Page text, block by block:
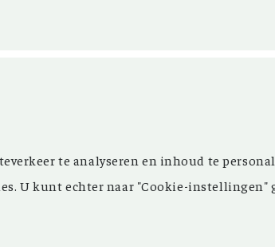
1946 zijn de inspirerende artikelen
en meer dan 15.000 bestanden
te analyseren en inhoud te
U kunt echter naar "Cookie-instellingen"